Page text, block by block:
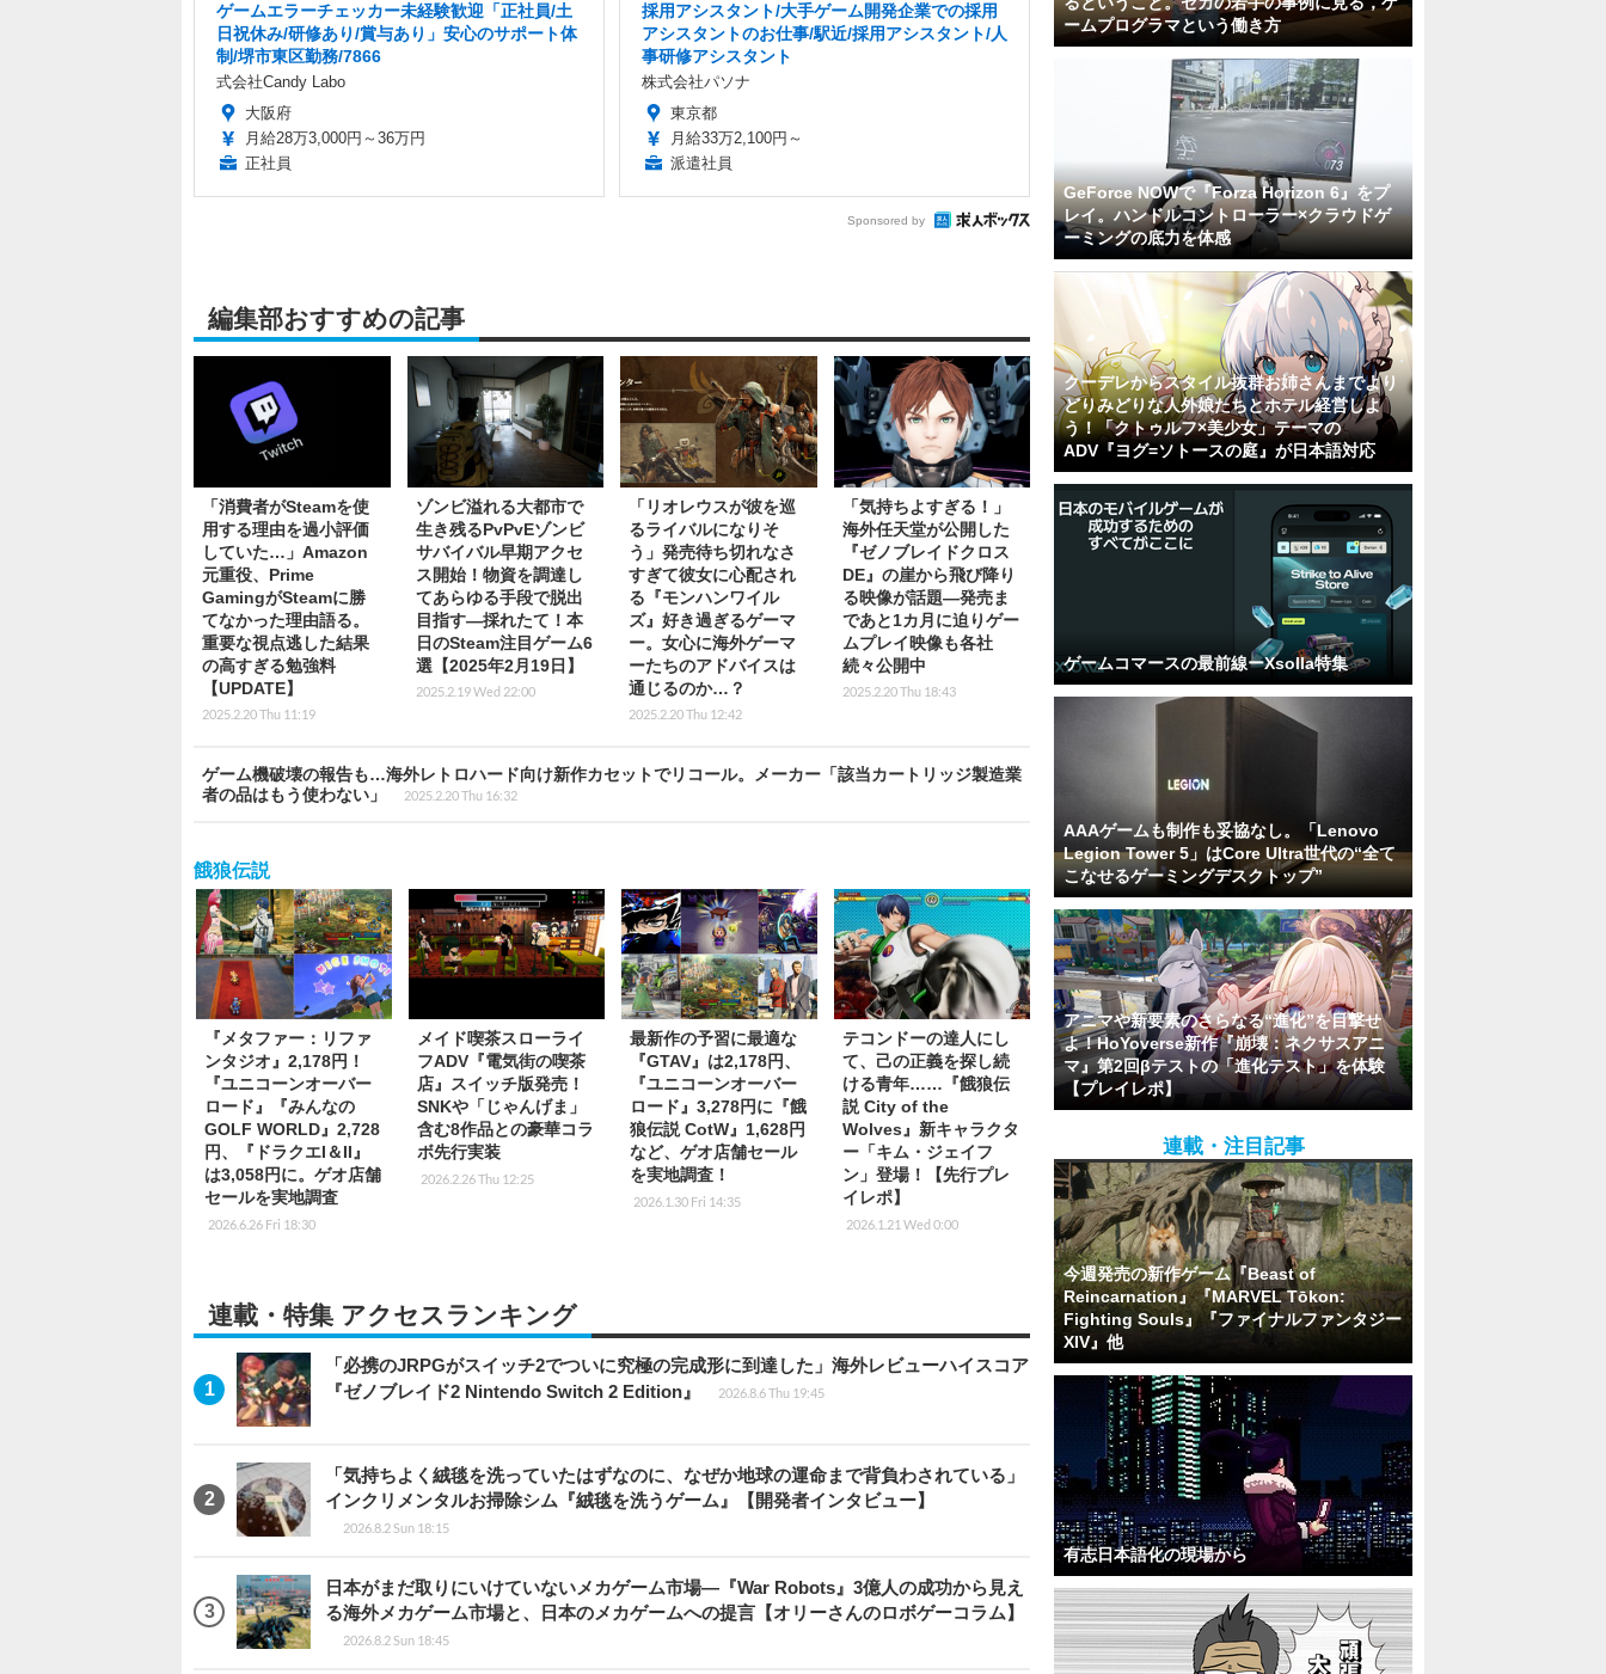
ゲームエラーチェッカー未経験歓迎「正社員/土
日祝休み/研修あり/賞与あり」安心のサポート体
制/堺市東区勤務/7866
式会社Candy Labo
大阪府
月給28万3,000円～36万円
正社員
採用アシスタント/大手ゲーム開発企業での採用
アシスタントのお仕事/駅近/採用アシスタント/人
事研修アシスタント
株式会社パソナ
東京都
月給33万2,100円～
派遣社員
Sponsored by
編集部おすすめの記事
「消費者がSteamを使
用する理由を過小評価
していた…」Amazon
元重役、Prime
GamingがSteamに勝
てなかった理由語る。
重要な視点逃した結果
の高すぎる勉強料
【UPDATE】
2025.2.20 Thu 11:19
ゾンビ溢れる大都市で
生き残るPvPvEゾンビ
サバイバル早期アクセ
ス開始！物資を調達し
てあらゆる手段で脱出
目指す―採れたて！本
日のSteam注目ゲーム6
選【2025年2月19日】
2025.2.19 Wed 22:00
「リオレウスが彼を巡
るライバルになりそ
う」発売待ち切れなさ
すぎて彼女に心配され
る『モンハンワイル
ズ』好き過ぎるゲーマ
ー。女心に海外ゲーマ
ーたちのアドバイスは
通じるのか…？
2025.2.20 Thu 12:42
「気持ちよすぎる！」
海外任天堂が公開した
『ゼノブレイドクロス
DE』の崖から飛び降り
る映像が話題―発売ま
であと1カ月に迫りゲー
ムプレイ映像も各社
続々公開中
2025.2.20 Thu 18:43
ゲーム機破壊の報告も…海外レトロハード向け新作カセットでリコール。メーカー「該当カートリッジ製造業
者の品はもう使わない」
2025.2.20 Thu 16:32
餓狼伝説
『メタファー：リファ
ンタジオ』2,178円！
『ユニコーンオーバー
ロード』『みんなの
GOLF WORLD』2,728
円、『ドラクエI＆II』
は3,058円に。ゲオ店舗
セールを実地調査
2026.6.26 Fri 18:30
メイド喫茶スローライ
フADV『電気街の喫茶
店』スイッチ版発売！
SNKや「じゃんげま」
含む8作品との豪華コラ
ボ先行実装
2026.2.26 Thu 12:25
最新作の予習に最適な
『GTAV』は2,178円、
『ユニコーンオーバー
ロード』3,278円に『餓
狼伝説 CotW』1,628円
など、ゲオ店舗セール
を実地調査！
2026.1.30 Fri 14:35
テコンドーの達人にし
て、己の正義を探し続
ける青年……『餓狼伝
説 City of the
Wolves』新キャラクタ
ー「キム・ジェイフ
ン」登場！【先行プレ
イレポ】
2026.1.21 Wed 0:00
連載・特集 アクセスランキング
「必携のJRPGがスイッチ2でついに究極の完成形に到達した」海外レビューハイスコア
『ゼノブレイド2 Nintendo Switch 2 Edition』
2026.8.6 Thu 19:45
「気持ちよく絨毯を洗っていたはずなのに、なぜか地球の運命まで背負わされている」
インクリメンタルお掃除シム『絨毯を洗うゲーム』【開発者インタビュー】
2026.8.2 Sun 18:15
日本がまだ取りにいけていないメカゲーム市場―『War Robots』3億人の成功から見え
る海外メカゲーム市場と、日本のメカゲームへの提言【オリーさんのロボゲーコラム】
2026.8.2 Sun 18:45
ームプログラマという働き方
GeForce NOWで『Forza Horizon 6』をプ
レイ。ハンドルコントローラー×クラウドゲ
ーミングの底力を体感
クーデレからスタイル抜群お姉さんまでより
どりみどりな人外娘たちとホテル経営しよ
う！「クトゥルフ×美少女」テーマの
ADV『ヨグ=ソトースの庭』が日本語対応
ゲームコマースの最前線ーXsolla特集
AAAゲームも制作も妥協なし。「Lenovo
Legion Tower 5」はCore Ultra世代の“全て
こなせるゲーミングデスクトップ”
アニマや新要素のさらなる“進化”を目撃せ
よ！HoYoverse新作『崩壊：ネクサスアニ
マ』第2回βテストの「進化テスト」を体験
【プレイレポ】
連載・注目記事
今週発売の新作ゲーム『Beast of
Reincarnation』『MARVEL Tōkon:
Fighting Souls』『ファイナルファンタジー
XIV』他
有志日本語化の現場から